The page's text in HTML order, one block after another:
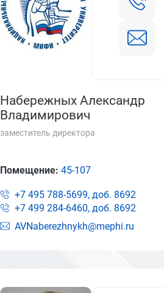
Набережных Александр
Владимирович
заместитель директора
AVNaberezhnykh@mephi.ru
Помещение: 45-107
+7 495 788-5699, доб. 8692
+7 499 284-6460, доб. 8692